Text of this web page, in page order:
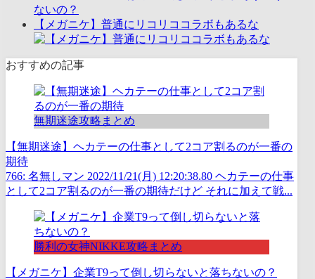
ないの？
【メガニケ】普通にリコリココラボもあるな
おすすめの記事
無期迷途攻略まとめ
【無期迷途】ヘカテーの仕事として2コア割るのが一番の
期待
766: 名無しマン 2022/11/21(月) 12:20:38.80 ヘカテーの仕事
として2コア割るのが一番の期待だけど それに加えて戦...
勝利の女神NIKKE攻略まとめ
【メガニケ】企業T9って倒し切らないと落ちないの？